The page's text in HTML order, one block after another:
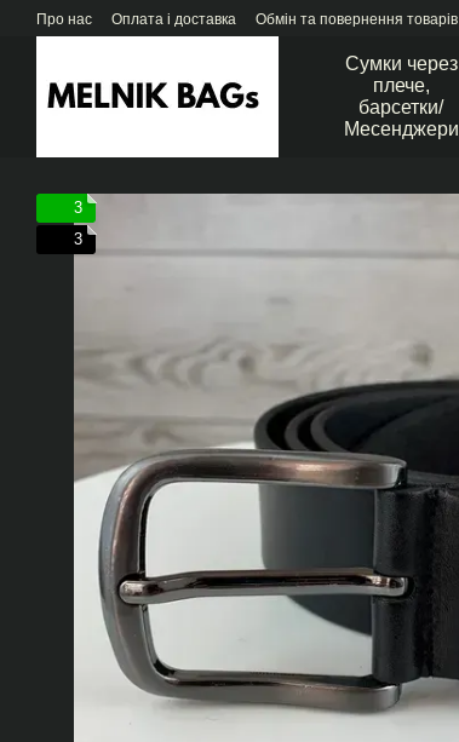
Перейти до основного контенту
Про нас Оплата і доставка Обмін та повернення товарів
Сумки через
плече,
барсетки/
Месенджери
3
3